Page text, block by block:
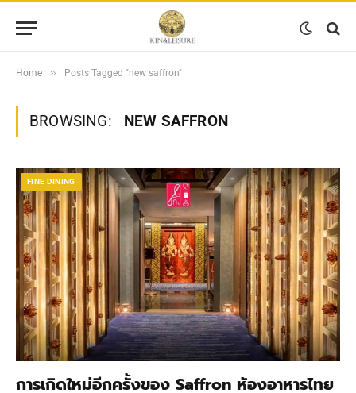
Home » Posts Tagged "new saffron"
BROWSING: NEW SAFFRON
FINE DINING
การเกิดใหม่อีกครั้งของ Saffron ห้องอาหารไทย